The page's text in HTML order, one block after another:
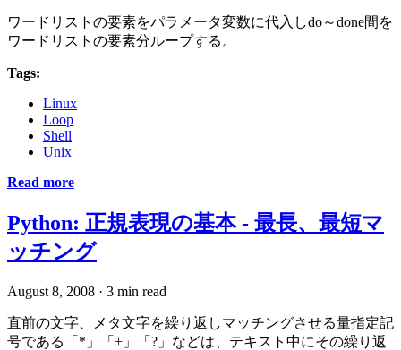
ワードリストの要素をパラメータ変数に代入しdo～done間を
ワードリストの要素分ループする。
Tags:
Linux
Loop
Shell
Unix
Read more
Python: 正規表現の基本 - 最長、最短マ
ッチング
August 8, 2008 · 3 min read
直前の文字、メタ文字を繰り返しマッチングさせる量指定記
号である「*」「+」「?」などは、テキスト中にその繰り返